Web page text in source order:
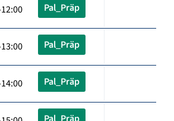
Pal_Präp
Pal_Präp
Pal_Präp